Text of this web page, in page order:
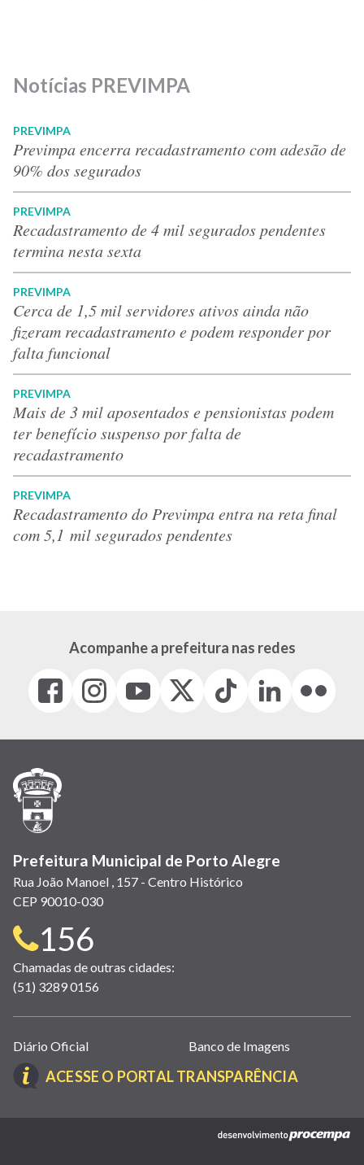
Notícias PREVIMPA
PREVIMPA
Previmpa encerra recadastramento com adesão de
90% dos segurados
PREVIMPA
Recadastramento de 4 mil segurados pendentes
termina nesta sexta
PREVIMPA
Cerca de 1,5 mil servidores ativos ainda não
fizeram recadastramento e podem responder por
falta funcional
PREVIMPA
Mais de 3 mil aposentados e pensionistas podem
ter benefício suspenso por falta de
recadastramento
PREVIMPA
Recadastramento do Previmpa entra na reta final
com 5,1 mil segurados pendentes
Acompanhe a prefeitura nas redes
Facebook
(link
em
janela)
Instagram
(link
em
(link
em
(Antigo
(link
Tiktok
(link
em
LinkedIn
(link
em
(link
em
Prefeitura Municipal de Porto Alegre
Rua João Manoel , 157 - Centro Histórico
CEP 90010-030
Telefone
para
contato:
156
Chamadas de outras cidades:
(51) 3289 0156
Links
úteis
(abrem
nova
Diário Oficial Banco de Imagens
ACESSE O PORTAL TRANSPARÊNCIA(LINK
EM
NOVA